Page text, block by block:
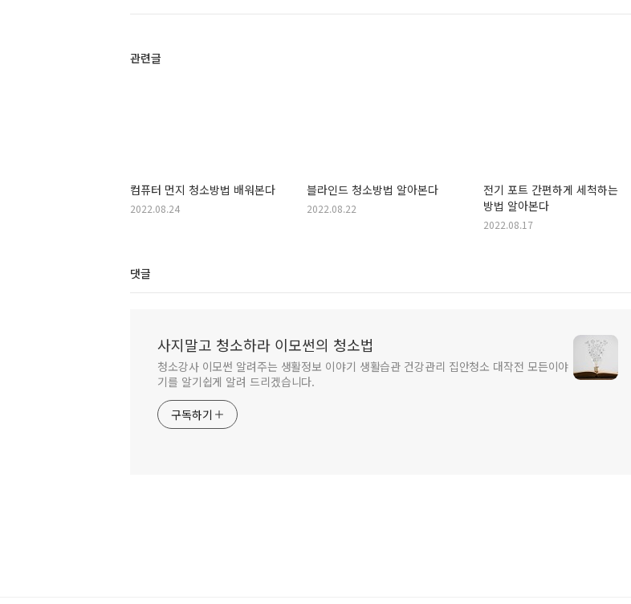
관련글
컴퓨터 먼지 청소방법 배워본다
2022.08.24
블라인드 청소방법 알아본다
2022.08.22
전기 포트 간편하게 세척하는
방법 알아본다
2022.08.17
댓글
사지말고 청소하라 이모썬의 청소법
청소강사 이모썬 알려주는 생활정보 이야기 생활습관 건강관리 집안청소 대작전 모든이야
기를 알기쉽게 알려 드리겠습니다.
구독하기